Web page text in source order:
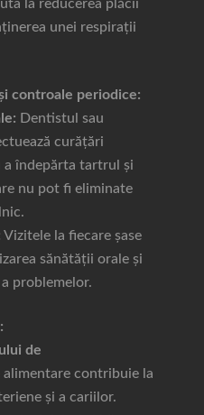
la reducerea plăcii
unei respirații
controale periodice:
Dentistul sau
curățări
îndepărta tartrul și
nu pot fi eliminate
Vizitele la fiecare șase
sănătății orale și
problemelor.
de
alimentare contribuie la
și a cariilor.